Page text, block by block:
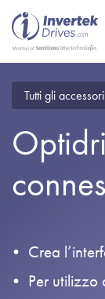
Tutti gli
Crea
Per utilizzo